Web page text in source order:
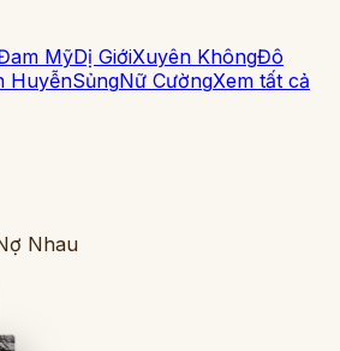
MỹDị GiớiXuyên KhôngĐô
HuyễnSủngNữ CườngXem tất cả
Nhau